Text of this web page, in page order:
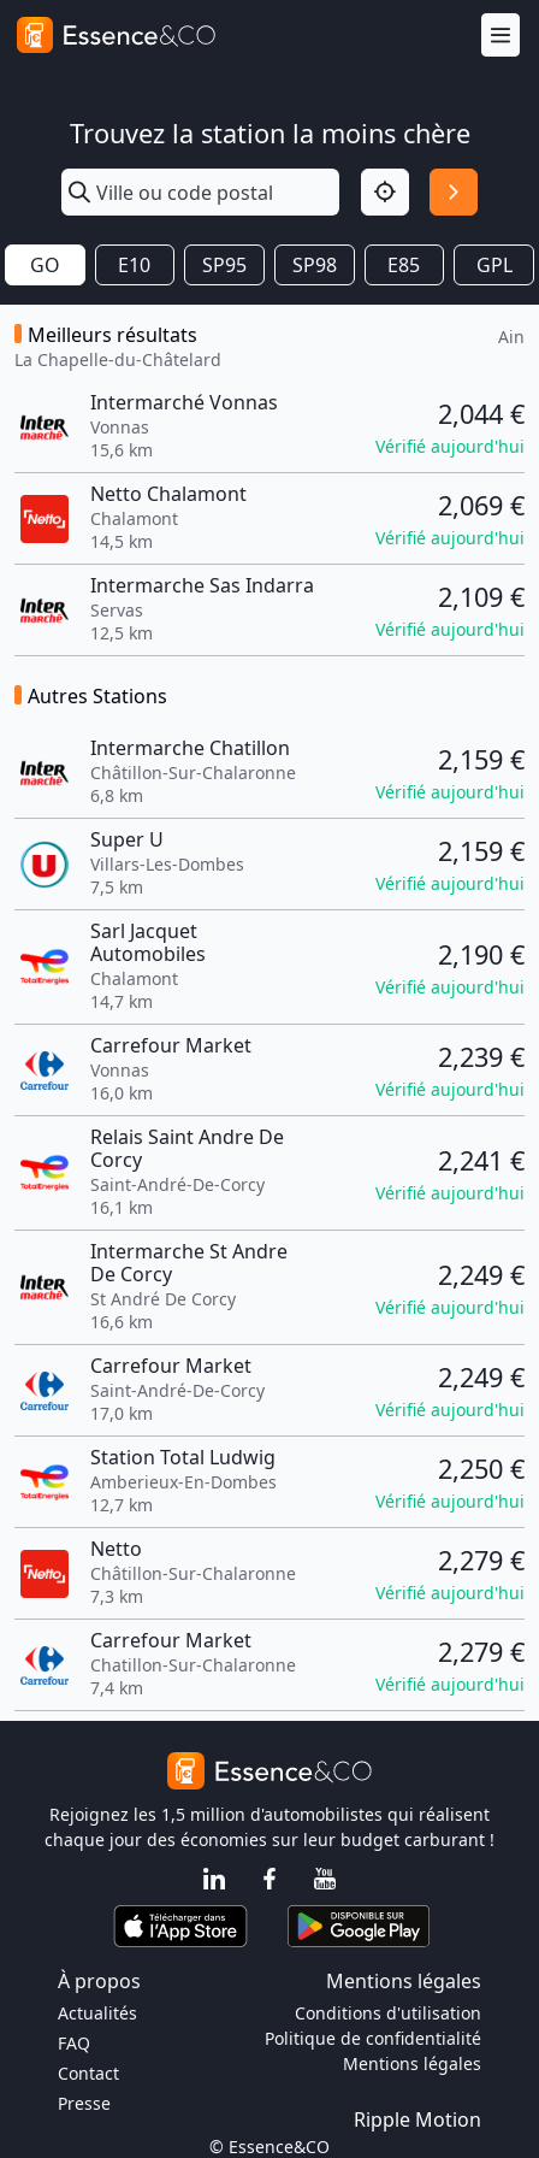
Trouvez la station la moins chère
GO E10 SP95 SP98 E85 GPL
Meilleurs résultats
La Chapelle-du-Châtelard
Ain
Intermarché Vonnas
Vonnas
15,6 km
2,044 €
Vérifié aujourd'hui
Netto Chalamont
Chalamont
14,5 km
2,069 €
Vérifié aujourd'hui
Intermarche Sas Indarra
Servas
12,5 km
2,109 €
Vérifié aujourd'hui
Autres Stations
Intermarche Chatillon
Châtillon-Sur-Chalaronne
6,8 km
2,159 €
Vérifié aujourd'hui
Super U
Villars-Les-Dombes
7,5 km
2,159 €
Vérifié aujourd'hui
Sarl Jacquet
Automobiles
Chalamont
14,7 km
2,190 €
Vérifié aujourd'hui
Carrefour Market
Vonnas
16,0 km
2,239 €
Vérifié aujourd'hui
Relais Saint Andre De
Corcy
Saint-André-De-Corcy
16,1 km
2,241 €
Vérifié aujourd'hui
Intermarche St Andre
De Corcy
St André De Corcy
16,6 km
2,249 €
Vérifié aujourd'hui
Carrefour Market
Saint-André-De-Corcy
17,0 km
2,249 €
Vérifié aujourd'hui
Station Total Ludwig
Amberieux-En-Dombes
12,7 km
2,250 €
Vérifié aujourd'hui
Netto
Châtillon-Sur-Chalaronne
7,3 km
2,279 €
Vérifié aujourd'hui
Carrefour Market
Chatillon-Sur-Chalaronne
7,4 km
2,279 €
Vérifié aujourd'hui
Rejoignez les 1,5 million d'automobilistes qui réalisent
chaque jour des économies sur leur budget carburant !
À propos Mentions légales
Actualités
FAQ
Contact
Presse
Conditions d'utilisation
Politique de confidentialité
Mentions légales
Ripple Motion
© Essence&CO